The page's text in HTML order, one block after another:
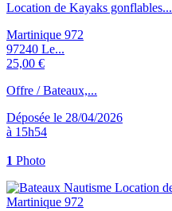
Location de Kayaks gonflables...
Martinique 972
97240 Le...
25,00 €
Offre / Bateaux,...
Déposée le 28/04/2026
à 15h54
1 Photo